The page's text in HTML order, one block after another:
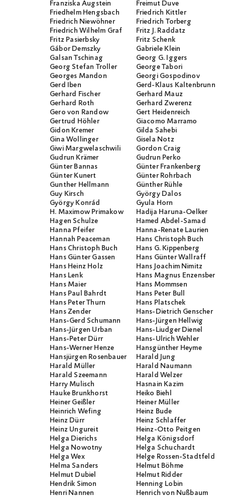
Franziska Augstein
Freimut Duve
Friedhelm Hengsbach
Friedrich Kittler
Friedrich Niewöhner
Friedrich Torberg
Friedrich Wilhelm Graf
Fritz J. Raddatz
Fritz Pasierbsky
Fritz Schenk
Gábor Demszky
Gabriele Klein
Galsan Tschinag
Georg G. Iggers
Georg Stefan Troller
George Tabori
Georges Mandon
Georgi Gospodinov
Gerd Iben
Gerd-Klaus Kaltenbrunner
Gerhard Fischer
Gerhard Mauz
Gerhard Roth
Gerhard Zwerenz
Gero von Randow
Gert Heidenreich
Gertrud Höhler
Giacomo Marramo
Gidon Kremer
Gilda Sahebi
Gina Wollinger
Gisela Notz
Giwi Margwelaschwili
Gordon Craig
Gudrun Krämer
Gudrun Perko
Günter Bannas
Günter Frankenberg
Günter Kunert
Günter Rohrbach
Gunther Hellmann
Günther Rühle
Guy Kirsch
György Dalos
György Konrád
Gyula Horn
H. Maximow Primakow
Hadija Haruna-Oelker
Hagen Schulze
Hamed Abdel-Samad
Hanna Pfeifer
Hanna-Renate Laurien
Hannah Peaceman
Hans Christoph Buch
Hans Christoph Buch
Hans G. Kippenberg
Hans Günter Gassen
Hans Günter Wallraff
Hans Heinz Holz
Hans Joachim Nimitz
Hans Lenk
Hans Magnus
Hans Maier
Hans Mommsen
Hans Paul Bahrdt
Hans Peter Bull
Hans Peter Thurn
Hans Platschek
Hans Zender
Hans-Dietrich Genscher
Hans-Gerd Schumann
Hans-Jürgen Hellwig
Hans-Jürgen Urban
Hans-Liudger Dienel
Hans-Peter Dürr
Hans-Ulrich Wehler
Hans-Werner Henze
Hansgünther Heyme
Hansjürgen Rosenbauer
Harald Jung
Harald Müller
Harald Naumann
Harald Szeemann
Harald Welzer
Harry Mulisch
Hasnain Kazim
Hauke Brunkhorst
Heiko Biehl
Heiner Geißler
Heiner Müller
Heinrich Wefing
Heinz Bude
Heinz Dürr
Heinz Schlaffer
Heinz Ungureit
Heinz-Otto Peitgen
Helga Dierichs
Helga Königsdorf
Helga Nowotny
Helga Schuchardt
Helga Wex
Helge Rossen-Stadtfeld
Helma Sanders
Helmut Böhme
Helmut Dubiel
Helmut Ridder
Hendrik Simon
Henning Lobin
Henri Nannen
Henrich von Nußbaum